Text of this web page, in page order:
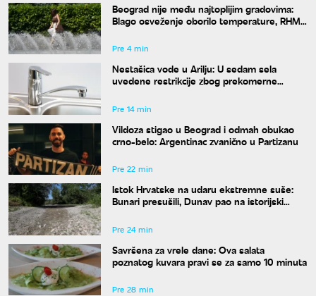
Beograd nije među najtoplijim gradovima:
Blago osveženje oborilo temperature, RHMZ
Pre 4 min
Nestašica vode u Arilju: U sedam sela
uvedene restrikcije zbog prekomerne
Pre 14 min
Vildoza stigao u Beograd i odmah obukao
crno-belo: Argentinac zvanično u Partizanu
Pre 22 min
Istok Hrvatske na udaru ekstremne suše:
Bunari presušili, Dunav pao na istorijski
Pre 24 min
Savršena za vrele dane: Ova salata
poznatog kuvara pravi se za samo 10 minuta
Pre 28 min